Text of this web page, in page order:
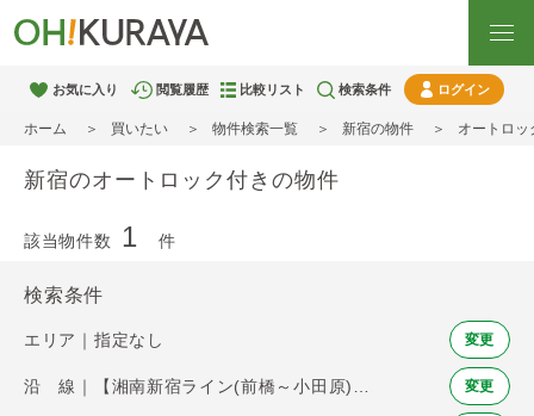
お気に入り 閲覧履歴 比較リスト 検索条件 ログイン
ホーム 買いたい 物件検索一覧 新宿の物件 オートロッ
新宿のオートロック付きの物件
該当物件数 1 件
検索条件
エリア｜指定なし 変更
変更